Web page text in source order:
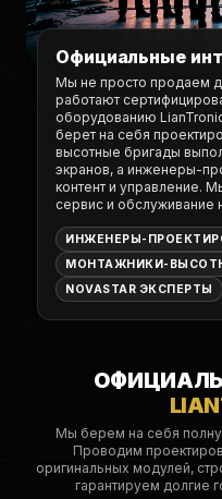
Официальные
Мы не просто продаем
работают
оборудованию
берет на себя
высотные бригады
экранов, а инженеры-
контент и управление.
сервис и обслуживание
ИНЖЕНЕРЫ-
МОНТАЖНИКИ-
NOVASTAR ЭКСПЕРТЫ
Мы берем на себя
Проводим
оригинальных модулей,
гарантируем долгие